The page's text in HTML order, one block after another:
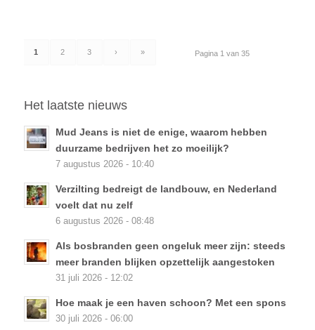
Pagina 1 van 35
1 2 3 › »
Het laatste nieuws
Mud Jeans is niet de enige, waarom hebben
duurzame bedrijven het zo moeilijk?
7 augustus 2026 - 10:40
Verzilting bedreigt de landbouw, en Nederland
voelt dat nu zelf
6 augustus 2026 - 08:48
Als bosbranden geen ongeluk meer zijn: steeds
meer branden blijken opzettelijk aangestoken
31 juli 2026 - 12:02
Hoe maak je een haven schoon? Met een spons
30 juli 2026 - 06:00